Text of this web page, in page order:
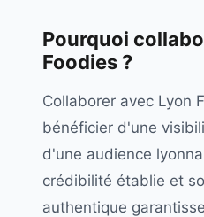
Pourquoi
Foodies ?
Collaborer avec Lyon
bénéficier d'une
d'une audience
crédibilité établie et
authentique